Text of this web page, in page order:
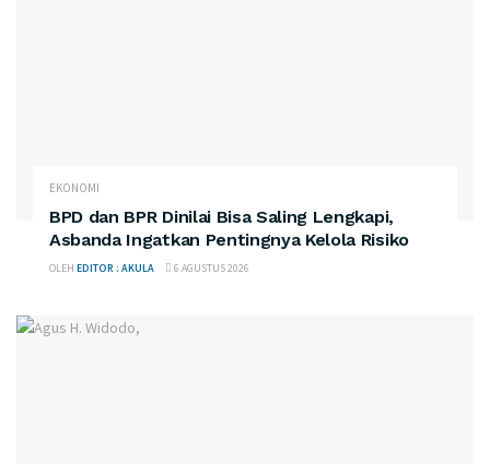
EKONOMI
BPD dan BPR Dinilai Bisa Saling Lengkapi,
Asbanda Ingatkan Pentingnya Kelola Risiko
OLEH EDITOR : AKULA 6 AGUSTUS 2026